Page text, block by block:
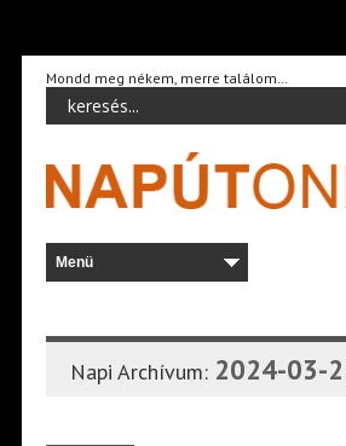
Mondd meg nékem, merre találom…
Napi Archívum: 2024-03-